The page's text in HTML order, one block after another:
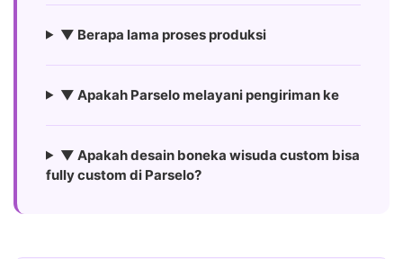
▼ Berapa lama proses produksi
▼ Apakah Parselo melayani pengiriman ke
▼ Apakah desain boneka wisuda custom bisa
fully custom di Parselo?